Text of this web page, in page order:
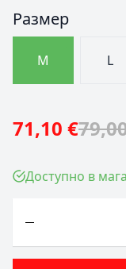
Размер
M L
71,10 €
Доступно в